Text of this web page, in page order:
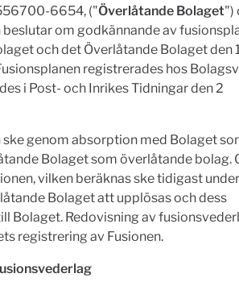
6654, ("Överlåtande Bolaget")
om godkännande av
och det Överlåtande Bolaget den
registrerades hos
i Post- och Inrikes Tidningar den 2
genom absorption med Bolaget
Bolaget som överlåtande bolag.
vilken beräknas ske tidigast
Bolaget att upplösas och dess
Bolaget. Redovisning av
registrering av Fusionen.